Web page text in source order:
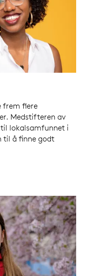
frem flere
Medstifteren av
lokalsamfunnet i
til å finne godt